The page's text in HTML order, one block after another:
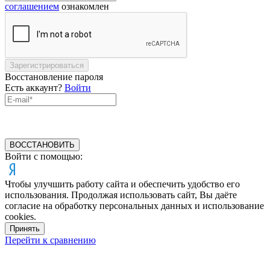
соглашением ознакомлен
Зарегистрироваться
Восстановление пароля
Есть аккаунт? Войти
ВОССТАНОВИТЬ
Войти с помощью:
Чтобы улучшить работу сайта и обеспечить удобство его
использования. Продолжая использовать сайт, Вы даёте
согласие на обработку персональных данных и использование
cookies.
Принять
Перейти к сравнению